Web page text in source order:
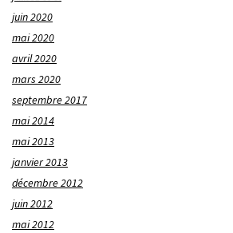
juin 2020
mai 2020
avril 2020
mars 2020
septembre 2017
mai 2014
mai 2013
janvier 2013
décembre 2012
juin 2012
mai 2012